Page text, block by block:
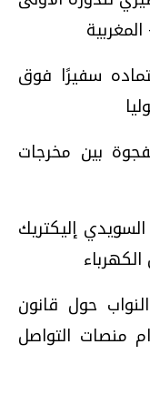
سفيرًا فوق
بين مخرجات
إليكتريك
حول قانون
منصات التواصل